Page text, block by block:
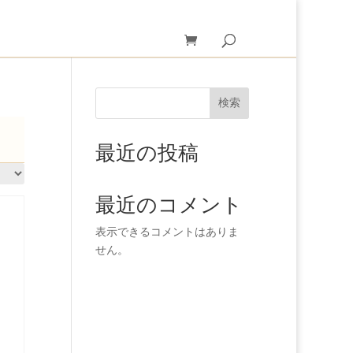
検索
最近の投稿
最近のコメント
表示できるコメントはありま
せん。